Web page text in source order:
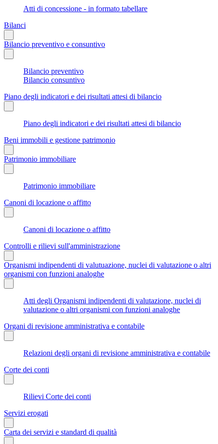
Atti di concessione - in formato tabellare
Bilanci
Bilancio preventivo e consuntivo
Bilancio preventivo
Bilancio consuntivo
Piano degli indicatori e dei risultati attesi di bilancio
Piano degli indicatori e dei risultati attesi di bilancio
Beni immobili e gestione patrimonio
Patrimonio immobiliare
Patrimonio immobiliare
Canoni di locazione o affitto
Canoni di locazione o affitto
Controlli e rilievi sull'amministrazione
Organismi indipendenti di valutuazione, nuclei di valutazione o altri
organismi con funzioni analoghe
Atti degli Organismi indipendenti di valutazione, nuclei di
valutazione o altri organismi con funzioni analoghe
Organi di revisione amministrativa e contabile
Relazioni degli organi di revisione amministrativa e contabile
Corte dei conti
Rilievi Corte dei conti
Servizi erogati
Carta dei servizi e standard di qualità